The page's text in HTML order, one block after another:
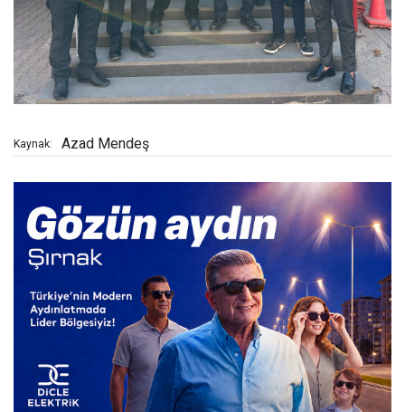
Kaynak: Azad Mendeş